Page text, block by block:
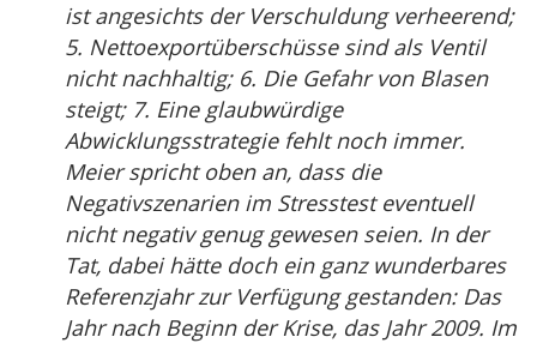
ist angesichts der Verschuldung verheerend;
5. Nettoexportüberschüsse sind als Ventil
nicht nachhaltig; 6. Die Gefahr von Blasen
steigt; 7. Eine glaubwürdige
Abwicklungsstrategie fehlt noch immer.
Meier spricht oben an, dass die
Negativszenarien im Stresstest eventuell
nicht negativ genug gewesen seien. In der
Tat, dabei hätte doch ein ganz wunderbares
Referenzjahr zur Verfügung gestanden: Das
Jahr nach Beginn der Krise, das Jahr 2009. Im